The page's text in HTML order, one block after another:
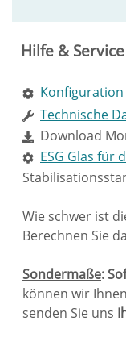
Hilfe & Service
Technische
Download
ESG Glas für
Wie schwer ist
Berechnen Sie
Sondermaße:
können wir
senden Sie uns